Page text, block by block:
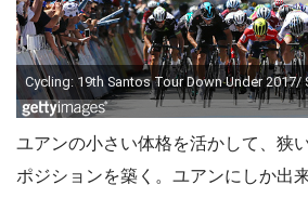
ユアンの小さい体格を活かして、狭
ポジションを築く。ユアンにしか出